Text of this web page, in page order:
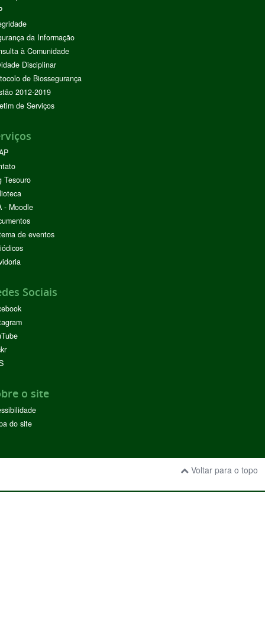
da Informação
à Comunidade
Disciplinar
de Biossegurança
2012-2019
de Serviços
Tesouro
- Moodle
de eventos
Sociais
o site
do site
Voltar para o topo